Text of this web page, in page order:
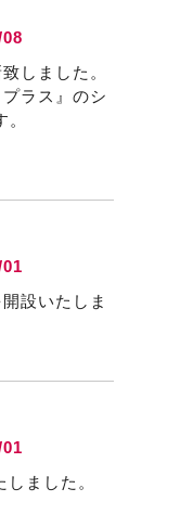
しました。
ラス』のシ
設いたしま
ました。